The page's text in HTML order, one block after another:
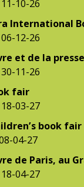
10-26
International
12-26
et de la
11-26
fair
03-27
book fair
04-27
de Paris, au
04-27